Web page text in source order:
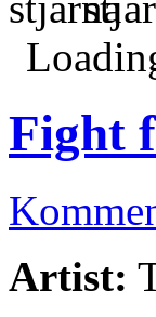
Fight
Artist: